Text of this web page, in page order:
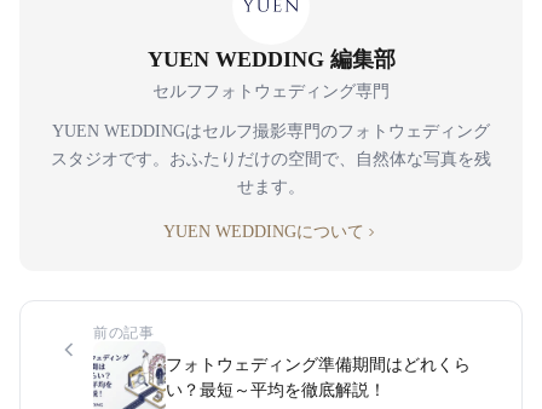
YUEN WEDDING 編集部
セルフフォトウェディング専門
YUEN WEDDINGはセルフ撮影専門のフォトウェディング
スタジオです。おふたりだけの空間で、自然体な写真を残
せます。
YUEN WEDDINGについて
前の記事
フォトウェディング準備期間はどれくら
い？最短～平均を徹底解説！